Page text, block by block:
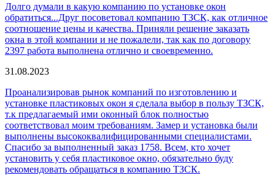
Долго думали в какую компанию по установке окон
обратиться...Друг посоветовал компанию ТЗСК, как отличное
соотношение цены и качества. Приняли решение заказать
окна в этой компании и не пожалели, так как по договору
2397 работа выполнена отлично и своевременно.
31.08.2023
Проанализировав рынок компаний по изготовлению и
установке пластиковых окон я сделала выбор в пользу ТЗСК,
т.к предлагаемый ими оконный блок полностью
соответствовал моим требованиям. Замер и установка были
выполнены высококвалифицированными специалистами.
Спасибо за выполненный заказ 1758. Всем, кто хочет
установить у себя пластиковое окно, обязательно буду
рекомендовать обращаться в компанию ТЗСК.